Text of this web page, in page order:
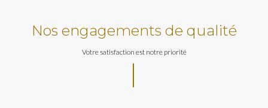
Nos engagements de qualité
Votre satisfaction est notre priorité